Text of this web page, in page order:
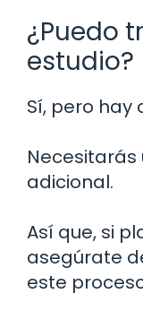
¿Puedo
estudio?
Sí, pero hay
adicional.
Así que, si
asegúrate
este